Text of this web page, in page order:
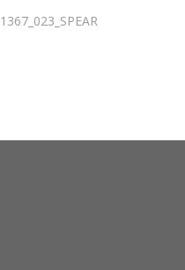
1367_023_SPEAR